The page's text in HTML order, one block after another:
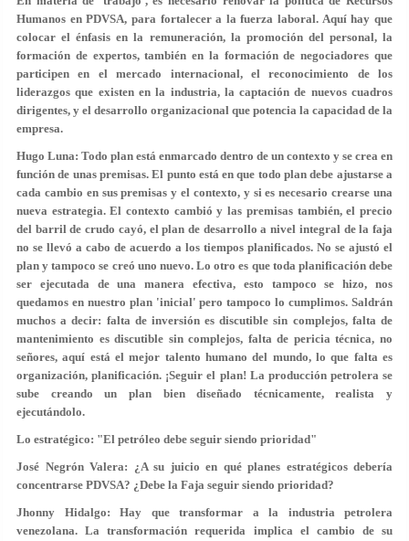
Humanos en PDVSA, para fortalecer a la fuerza laboral. Aquí hay que
colocar el énfasis en la remuneración, la promoción del personal, la
formación de expertos, también en la formación de negociadores que
participen en el mercado internacional, el reconocimiento de los
liderazgos que existen en la industria, la captación de nuevos cuadros
dirigentes, y el desarrollo organizacional que potencia la capacidad de la
empresa.
Hugo Luna: Todo plan está enmarcado dentro de un contexto y se crea en
función de unas premisas. El punto está en que todo plan debe ajustarse a
cada cambio en sus premisas y el contexto, y si es necesario crearse una
nueva estrategia. El contexto cambió y las premisas también, el precio
del barril de crudo cayó, el plan de desarrollo a nivel integral de la faja
no se llevó a cabo de acuerdo a los tiempos planificados. No se ajustó el
plan y tampoco se creó uno nuevo. Lo otro es que toda planificación debe
ser ejecutada de una manera efectiva, esto tampoco se hizo, nos
quedamos en nuestro plan 'inicial' pero tampoco lo cumplimos. Saldrán
muchos a decir: falta de inversión es discutible sin complejos, falta de
mantenimiento es discutible sin complejos, falta de pericia técnica, no
señores, aquí está el mejor talento humano del mundo, lo que falta es
organización, planificación. ¡Seguir el plan! La producción petrolera se
sube creando un plan bien diseñado técnicamente, realista y
ejecutándolo.
Lo estratégico: "El petróleo debe seguir siendo prioridad"
José Negrón Valera: ¿A su juicio en qué planes estratégicos debería
concentrarse PDVSA? ¿Debe la Faja seguir siendo prioridad?
Jhonny Hidalgo: Hay que transformar a la industria petrolera
venezolana. La transformación requerida implica el cambio de su